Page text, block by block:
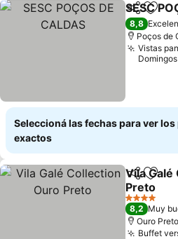
Compartir
SESC
8,8
Poços de
Vistas
Domingos
Seleccioná las fechas para ver
exactos
Compartir
Vila
Preto
4 Estrellas
8,2 Muy
Ouro Preto
Buffet